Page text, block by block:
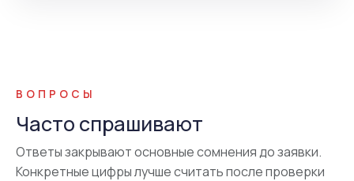
ВОПРОСЫ
Часто спрашивают
Ответы закрывают основные сомнения до заявки.
Конкретные цифры лучше считать после проверки